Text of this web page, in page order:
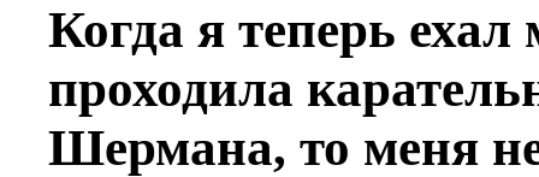
Когда я теперь
проходила
Шермана, то меня